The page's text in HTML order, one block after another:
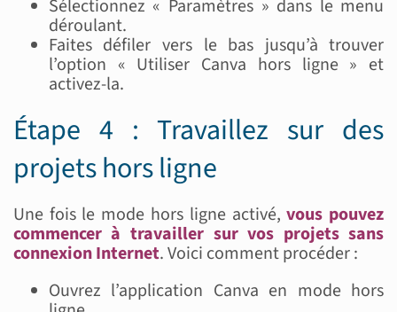
Sélectionnez « Paramètres » dans le menu
déroulant.
Faites défiler vers le bas jusqu’à trouver
l’option « Utiliser Canva hors ligne » et
activez-la.
Étape 4 : Travaillez sur des
projets hors ligne
Une fois le mode hors ligne activé,vous pouvez
commencer à travailler sur vos projets sans
connexion Internet. Voici comment procéder :
Ouvrez l’application Canva en mode hors